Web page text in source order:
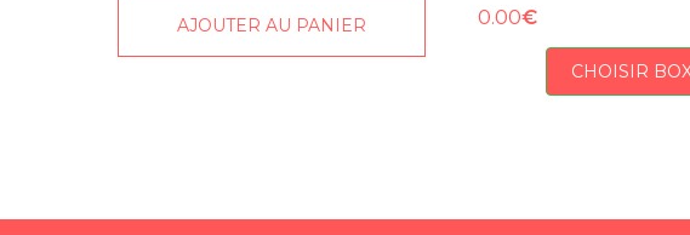
AJOUTER AU PANIER 0.00€
CHOISIR